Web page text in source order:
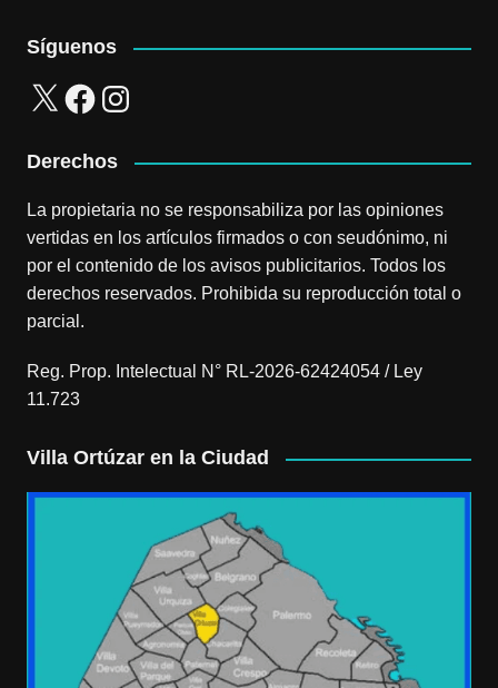
Síguenos
X FacebookInstagram
Derechos
La propietaria no se responsabiliza por las opiniones
vertidas en los artículos firmados o con seudónimo, ni
por el contenido de los avisos publicitarios. Todos los
derechos reservados. Prohibida su reproducción total o
parcial.
Reg. Prop. Intelectual N° RL-2026-62424054 / Ley
11.723
Villa Ortúzar en la Ciudad